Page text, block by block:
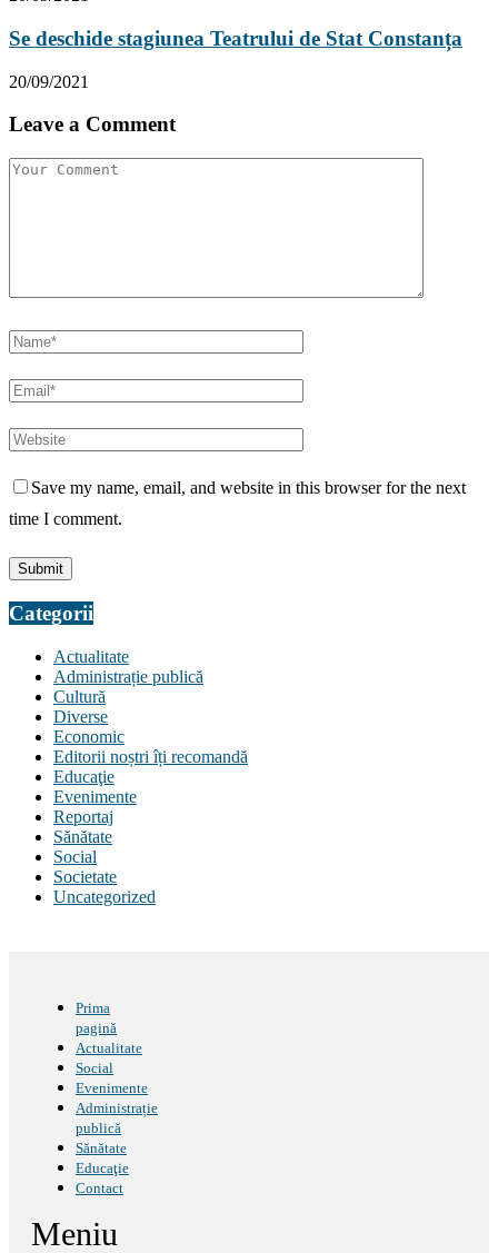
Se deschide stagiunea Teatrului de Stat Constanța
20/09/2021
Leave a Comment
Save my name, email, and website in this browser for the next
time I comment.
Categorii
Actualitate
Administrație publică
Cultură
Diverse
Economic
Editorii noștri îți recomandă
Educaţie
Evenimente
Reportaj
Sănătate
Social
Societate
Uncategorized
Prima
pagină
Actualitate
Social
Evenimente
Administrație
publică
Sănătate
Educaţie
Contact
Meniu